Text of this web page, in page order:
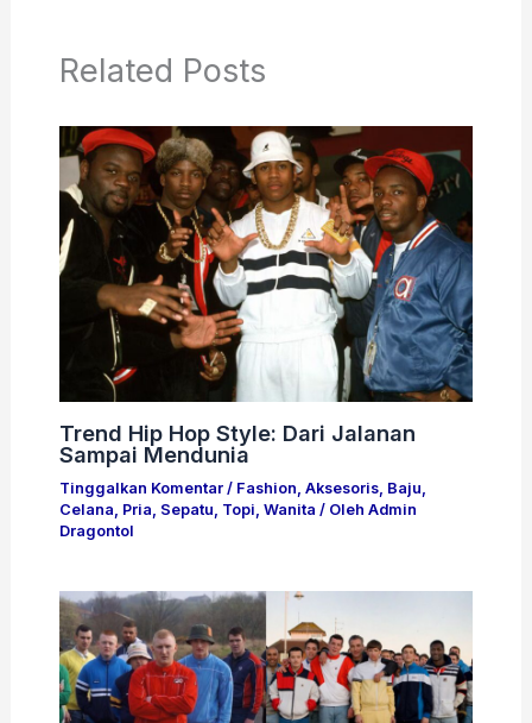
Related Posts
Trend Hip Hop Style: Dari Jalanan
Sampai Mendunia
Tinggalkan Komentar / Fashion Aksesoris, Baju
Celana Pria Sepatu Topi Wanita / Oleh Admin
Dragontol